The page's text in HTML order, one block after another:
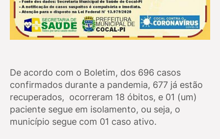
De acordo com o Boletim, dos 696 casos
confirmados durante a pandemia, 677 já estão
recuperados, ocorreram 18 óbitos, e 01 (um)
paciente segue em isolamento, ou seja, o
município segue com 01 caso ativo.